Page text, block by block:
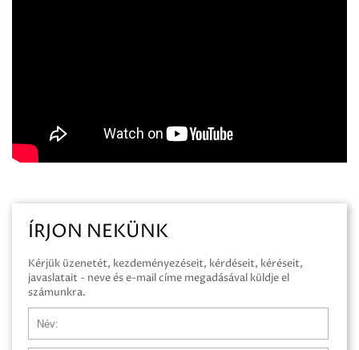
ÍRJON NEKÜNK
Kérjük üzenetét, kezdeményezéseit, kérdéseit, kéréseit,
javaslatait - neve és e-mail címe megadásával küldje el
számunkra.